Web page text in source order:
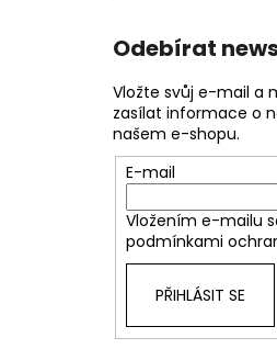
Odebírat
Vložte svůj e-mail a
zasílat informace o
našem e-shopu.
E-mail
Vložením e-mailu
podmínkami
PŘIHLÁSIT SE